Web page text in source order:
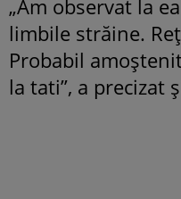
„Am observat la
limbile străine.
Probabil
la tati”, a precizat